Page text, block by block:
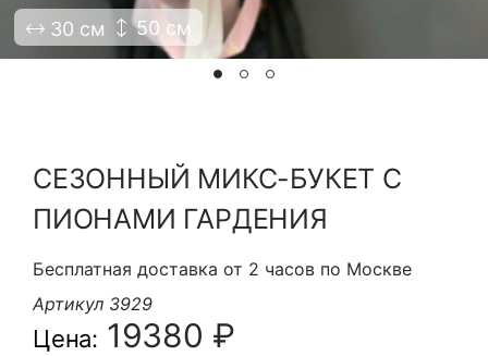
30 см 50 см
СЕЗОННЫЙ МИКС-БУКЕТ С
ПИОНАМИ ГАРДЕНИЯ
Бесплатная доставка от 2 часов по Москве
Артикул 3929
Цена: 19380 ₽